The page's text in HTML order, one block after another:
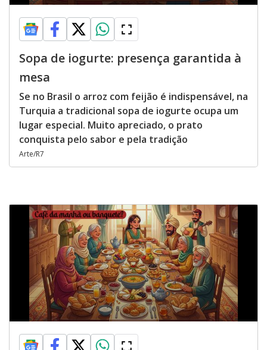
Sopa de iogurte: presença garantida à
mesa
Se no Brasil o arroz com feijão é indispensável, na
Turquia a tradicional sopa de iogurte ocupa um
lugar especial. Muito apreciado, o prato
conquista pelo sabor e pela tradição
Arte/R7